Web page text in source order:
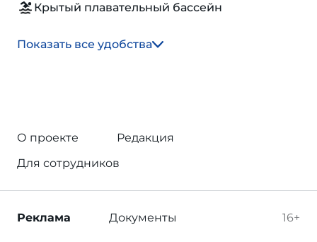
Крытый плавательный бассейн
Показать все удобства
О проекте
Редакция
Для сотрудников
16+
Реклама Документы